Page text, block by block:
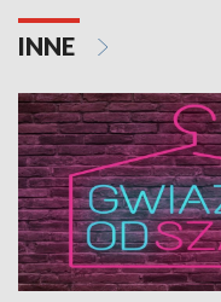
INNE